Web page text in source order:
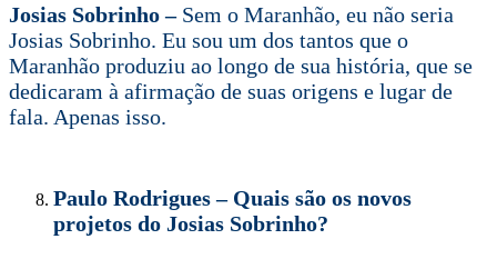
Josias Sobrinho – Sem o Maranhão, eu não seria
Josias Sobrinho. Eu sou um dos tantos que o
Maranhão produziu ao longo de sua história, que se
dedicaram à afirmação de suas origens e lugar de
fala. Apenas isso.
Paulo Rodrigues – Quais são os novos
projetos do Josias Sobrinho?